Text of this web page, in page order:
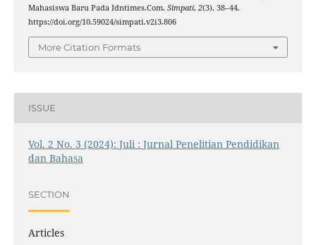
Mahasiswa Baru Pada Idntimes.Com. Simpati, 2(3), 38–44.
https://doi.org/10.59024/simpati.v2i3.806
More Citation Formats
ISSUE
Vol. 2 No. 3 (2024): Juli : Jurnal Penelitian Pendidikan
dan Bahasa
SECTION
Articles